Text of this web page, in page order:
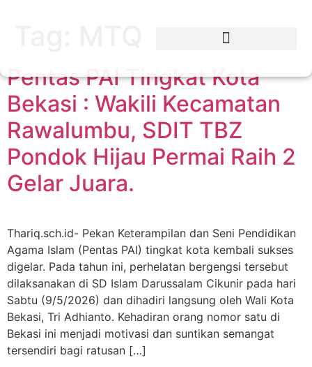
Pentas PAI Tingkat Kota
Bekasi : Wakili Kecamatan
Rawalumbu, SDIT TBZ
Pondok Hijau Permai Raih 2
Gelar Juara.
Thariq.sch.id- Pekan Keterampilan dan Seni Pendidikan
Agama Islam (Pentas PAI) tingkat kota kembali sukses
digelar. Pada tahun ini, perhelatan bergengsi tersebut
dilaksanakan di SD Islam Darussalam Cikunir pada hari
Sabtu (9/5/2026) dan dihadiri langsung oleh Wali Kota
Bekasi, Tri Adhianto. Kehadiran orang nomor satu di
Bekasi ini menjadi motivasi dan suntikan semangat
tersendiri bagi ratusan […]